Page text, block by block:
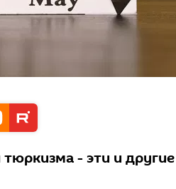
- эти и другие